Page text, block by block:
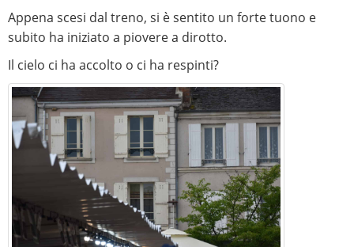
Appena scesi dal treno, si è sentito un forte tuono e
subito ha iniziato a piovere a dirotto.
Il cielo ci ha accolto o ci ha respinti?